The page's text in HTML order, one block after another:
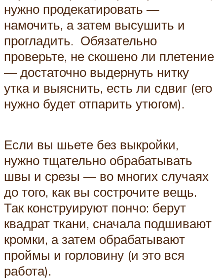
нужно продекатировать —
намочить, а затем высушить и
прогладить. Обязательно
проверьте, не скошено ли плетение
— достаточно выдернуть нитку
утка и выяснить, есть ли сдвиг (его
нужно будет отпарить утюгом).
Если вы шьете без выкройки,
нужно тщательно обрабатывать
швы и срезы — во многих случаях
до того, как вы сострочите вещь.
Так конструируют пончо: берут
квадрат ткани, сначала подшивают
кромки, а затем обрабатывают
проймы и горловину (и это вся
работа).